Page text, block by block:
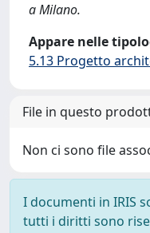
a Milano.
Appare nelle
5.13 Progetto
File in questo
Non ci sono file
I documenti in IRIS
tutti i diritti sono